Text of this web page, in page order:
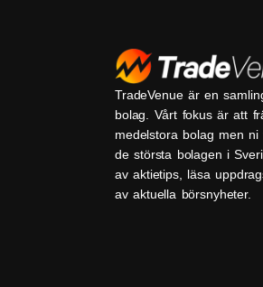
TradeVenue är en
bolag. Vårt fokus är att
medelstora bolag men
de största bolagen i
av aktietips, läsa
av aktuella börsnyheter.